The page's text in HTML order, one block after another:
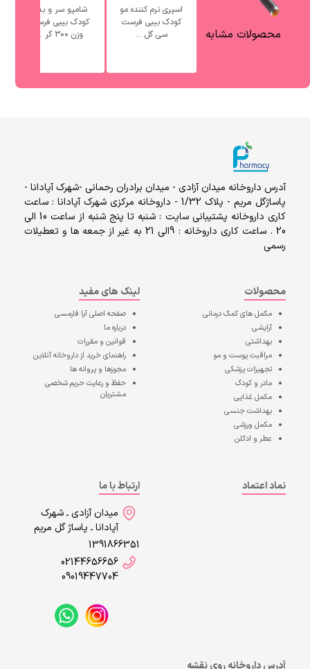
محصولات مشابه
اسپری نرم کننده مو
کودک بیبی فرست
سی گل ...
شامپو سر و بدن
کودک بیبی فرست
وزن 300 گر ...
آدرس داروخانه میدان آزادی - میدان برادران رحمانی -شهرک آپادانا -
پاساژگل مریم - پلاک 1/32 - داروخانه مرکزی شهرک آپادانا : ساعت
کاری داروخانه پشتیبانی سایت : شنبه تا پنج شنبه از ساعت 10 الی
20 . ساعت کاری داروخانه : 9الی 21 به غیر از جمعه ها و تعطیلات
رسمی
محصولات
مکمل های کمک درمانی
آرایشی
بهداشتی
مراقبت پوست و مو
تجهیزات پزشکی
مادر و کودک
مکمل غذایی
بهداشت جنسی
مکمل ورزشی
عطر و ادکلن
لینک های مفید
صفحه اصلیآپا فارمسی
درباره ما
قوانین و مقررات
راهنمای خرید از داروخانه آنلاین
مجوزها و پروانه ها
حفظ و رعایت حریم شخصی
مشتریان
نماد اعتماد
ارتباط با ما
میدان آزادی ـ شهرک
آپادانا ـ پاساژ گل مریم
1391866351
02144656656
09019447704
آدرس داروخانه روی نقشه